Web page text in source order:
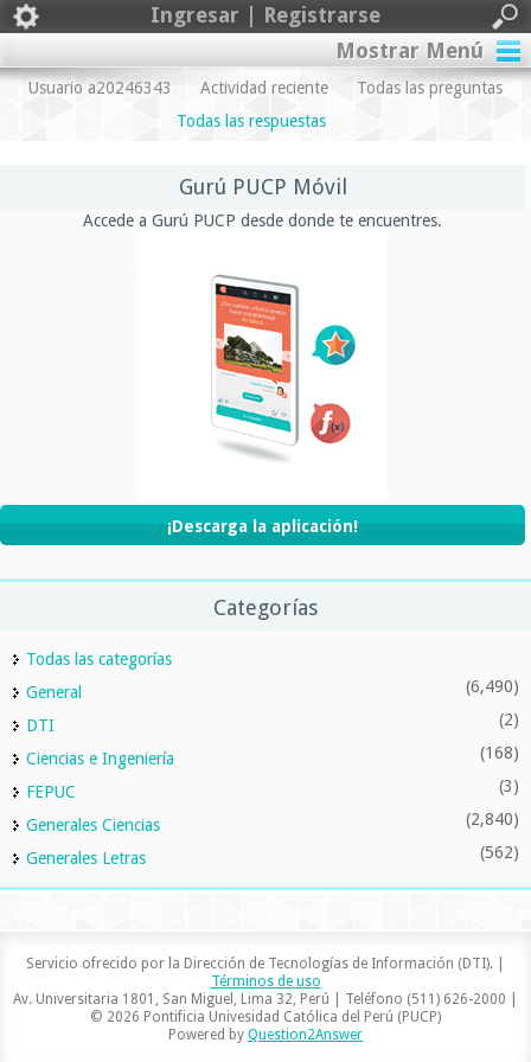
Ingresar | Registrarse
Mostrar Menú
Usuario a20246343 Actividad reciente
Todas las preguntas
Todas las respuestas
Gurú PUCP Móvil
Accede a Gurú PUCP desde donde te encuentres.
¡Descarga la aplicación!
Categorías
Todas las categorías
General
(6,490)
DTI (2)
Ciencias e Ingeniería (168)
FEPUC (3)
Generales Ciencias (2,840)
Generales Letras (562)
Servicio ofrecido por la Dirección de Tecnologías de Información (DTI). |
Términos de uso
Av. Universitaria 1801, San Miguel, Lima 32, Perú | Teléfono (511) 626-2000 |
© 2026 Pontificia Univesidad Católica del Perú (PUCP)
Powered by Question2Answer